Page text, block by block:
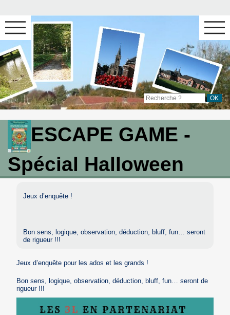
ESCAPE GAME -
Spécial Halloween
Jeux d’enquête !
Bon sens, logique, observation, déduction, bluff, fun… seront
de rigueur !!!
Jeux d’enquête pour les ados et les grands !
Bon sens, logique, observation, déduction, bluff, fun… seront de
rigueur !!!